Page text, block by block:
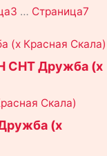
3 … Страница7
СНТ Дружба (х
(х